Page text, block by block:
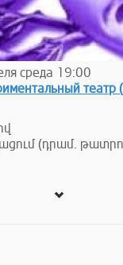
среда 19:00
театр
(դրամ.